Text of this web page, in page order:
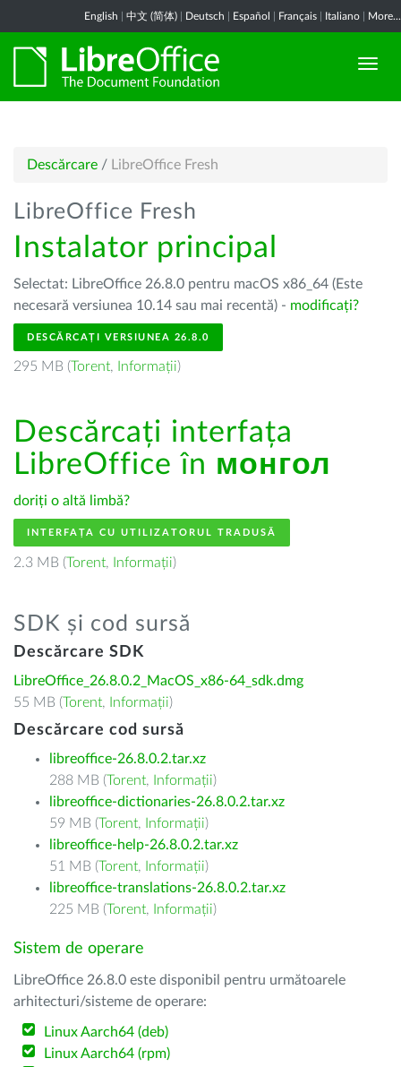
English 中文 (简体) Deutsch Español Français Italiano More...
Descărcare / LibreOffice Fresh
LibreOffice Fresh
Instalator principal
Selectat: LibreOffice 26.8.0 pentru macOS x86_64 (Este
necesară versiunea 10.14 sau mai recentă) - modificați?
DESCĂRCAȚI VERSIUNEA 26.8.0
295 MB (Torent, Informații)
Descărcați interfața
LibreOffice în монгол
doriți o altă limbă?
INTERFAȚA CU UTILIZATORUL TRADUSĂ
2.3 MB (Torent, Informații)
SDK și cod sursă
Descărcare SDK
LibreOffice_26.8.0.2_MacOS_x86-64_sdk.dmg
55 MB (Torent, Informații)
Descărcare cod sursă
libreoffice-26.8.0.2.tar.xz
288 MB (Torent, Informații)
libreoffice-dictionaries-26.8.0.2.tar.xz
59 MB (Torent, Informații)
libreoffice-help-26.8.0.2.tar.xz
51 MB (Torent, Informații)
libreoffice-translations-26.8.0.2.tar.xz
225 MB (Torent, Informații)
Sistem de operare
LibreOffice 26.8.0 este disponibil pentru următoarele
arhitecturi/sisteme de operare:
Linux Aarch64 (deb)
Linux Aarch64 (rpm)